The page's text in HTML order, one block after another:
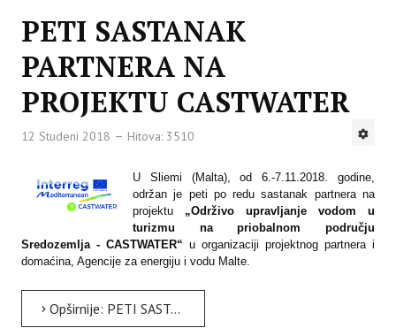
PETI SASTANAK
PARTNERA NA
PROJEKTU CASTWATER
12 Studeni 2018 Hitova: 3510
U Sliemi (Malta), od 6.-7.11.2018. godine,
održan je peti po redu sastanak partnera na
projektu „Održivo upravljanje vodom u
turizmu na priobalnom području
Sredozemlja - CASTWATER“ u organizaciji projektnog partnera i
domaćina, Agencije za energiju i vodu Malte.
Opširnije: PETI SASTANAK PARTNERA NA PROJEKTU CASTWATER